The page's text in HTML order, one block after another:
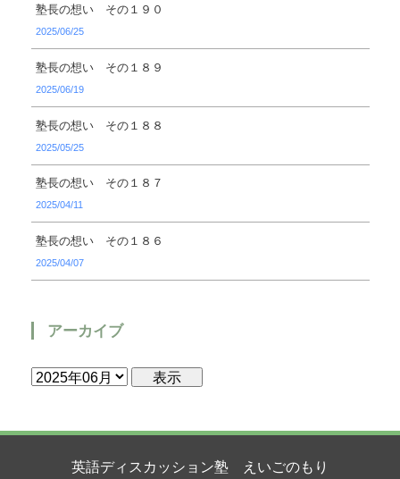
塾長の想い その１９０
2025/06/25
塾長の想い その１８９
2025/06/19
塾長の想い その１８８
2025/05/25
塾長の想い その１８７
2025/04/11
塾長の想い その１８６
2025/04/07
アーカイブ
英語ディスカッション塾 えいごのもり